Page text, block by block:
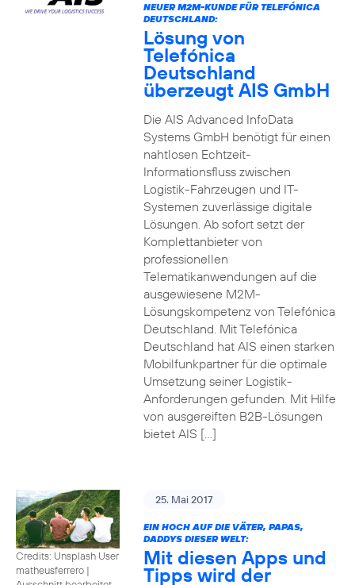
NEUER M2M-KUNDE FÜR TELEFÓNICA
DEUTSCHLAND:
Lösung von
Telefónica
Deutschland
überzeugt AIS GmbH
Die AIS Advanced InfoData
Systems GmbH benötigt für einen
nahtlosen Echtzeit-
Informationsfluss zwischen
Logistik-Fahrzeugen und IT-
Systemen zuverlässige digitale
Lösungen. Ab sofort setzt der
Komplettanbieter von
professionellen
Telematikanwendungen auf die
ausgewiesene M2M-
Lösungskompetenz von Telefónica
Deutschland. Mit Telefónica
Deutschland hat AIS einen starken
Mobilfunkpartner für die optimale
Umsetzung seiner Logistik-
Anforderungen gefunden. Mit Hilfe
von ausgereiften B2B-Lösungen
bietet AIS […]
Credits: Unsplash User
matheusferrero |
25. Mai 2017
EIN HOCH AUF DIE VÄTER, PAPAS,
DADDYS DIESER WELT:
Mit diesen Apps und
Tipps wird der